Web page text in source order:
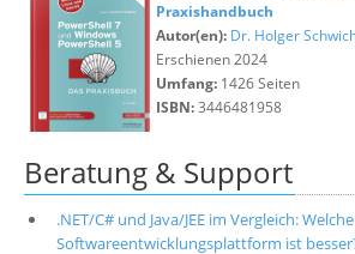
Praxishandbuch
Autor(en): Dr. Holger
Erschienen 2024
Umfang: 1426 Seiten
ISBN:3446481958
Beratung & Support
.NET/C# und Java/JEE im Vergleich: Welche
Softwareentwicklungsplattform ist